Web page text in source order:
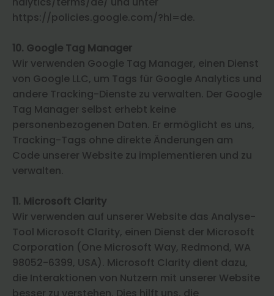
https://policies.google.com/?hl=de.
10. Google Tag Manager
Wir verwenden Google Tag Manager, einen Dienst
von Google LLC, um Tags für Google Analytics und
andere Tracking-Dienste zu verwalten. Der Google
Tag Manager selbst erhebt keine
personenbezogenen Daten. Er ermöglicht es uns,
Tracking-Tags ohne direkte Änderungen am
Code unserer Website zu implementieren und zu
verwalten.
11. Microsoft Clarity
Wir verwenden auf unserer Website das Analyse-
Tool Microsoft Clarity, einen Dienst der Microsoft
Corporation (One Microsoft Way, Redmond, WA
98052-6399, USA). Microsoft Clarity dient dazu,
die Interaktionen von Nutzern mit unserer Website